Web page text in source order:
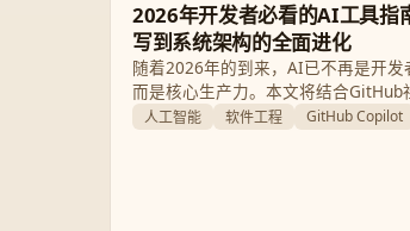
2026年开发者必看的AI工具指
写到系统架构的全面进化
随着2026年的到来，AI已不再是开发
而是核心生产力。本文将结合GitHub
行业趋势，深度解析当前最强AI工具
人工智能 软件工程 GitHub Copilot